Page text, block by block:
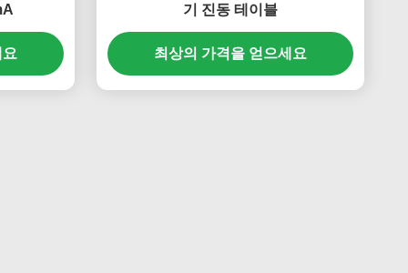
기 진동 테이블
최상의 가격을 얻으세요